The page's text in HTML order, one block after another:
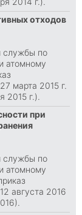
отходов
службы по
атомному
марта 2015 г.
2015 г.).
при
службы по
атомному
августа 2016